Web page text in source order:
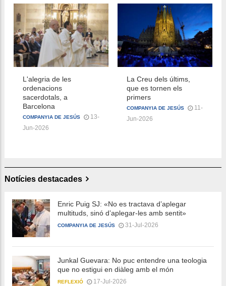
L'alegria de les
ordenacions
sacerdotals, a
Barcelona
COMPANYIA DE JESÚS
13-
Jun-2026
La Creu dels últims,
que es tornen els
primers
COMPANYIA DE JESÚS
11-
Jun-2026
Notícies destacades
Enric Puig SJ: «No es tractava d’aplegar
multituds, sinó d’aplegar-les amb sentit»
COMPANYIA DE JESÚS 31-Jul-2026
Junkal Guevara: No puc entendre una teologia
que no estigui en diàleg amb el món
REFLEXIÓ 17-Jul-2026